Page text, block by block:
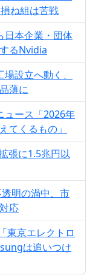
ね組は苦戦
日本企業・団体
るNvidia
設立へ動く、
薄に
ュース「2026年
てくるもの」
張に1.5兆円以
明の渦中、市
応
東京エレクトロ
は追いつけ